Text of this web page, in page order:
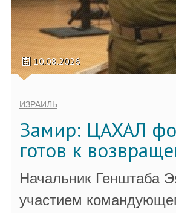
10.08.2026
ИЗРАИЛЬ
Замир: ЦАХАЛ
готов к
Начальник Генштаба
участием